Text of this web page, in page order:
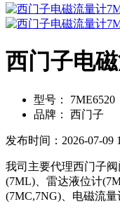
西门子电
型号：
7ME6520
品牌：
西门子
发布时间：2026-07-09
我司主要代理西门子
(7ML)、雷达液位计
(7MC,7NG)、电磁流量